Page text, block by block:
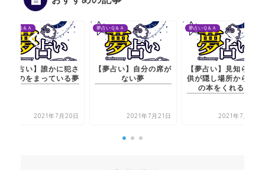
夢占いＱ＆Ａ
【夢占い】誰かに犯さ
れるのをまっている夢
2021年7月20日
夢占いＱ＆Ａ
【夢占い】自分の席が
ない夢
2021年7月21日
夢占いＱ＆Ａ
【夢占い】見知らぬ子
供が隠し場所から秘密
の本をくれる夢
2021年7月20日